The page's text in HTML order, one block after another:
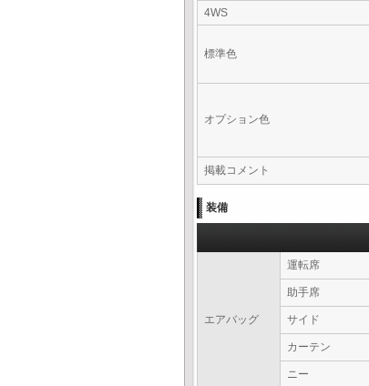
4WS
標準色
オプション色
掲載コメント
装備
エアバッグ
運転席
助手席
サイド
カーテン
ニー